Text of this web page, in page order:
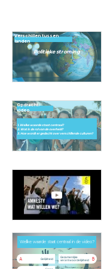
Verschillen tussen
landen
Politieke stroming
Opdracht:
video
1. Welke waarde staat centraal?
2. Wat is de rol van de overheid?
3. Hoe wordt er gedacht over verschillende culturen?
Welke waarde staat centraal in de video?
A Gelijkheid B
Gezamenlijke
verantwoordelijkheid